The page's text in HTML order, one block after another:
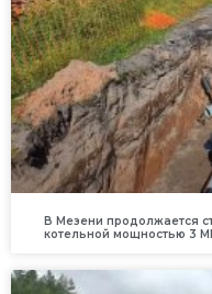
В Мезени продолжается
котельной мощностью 3